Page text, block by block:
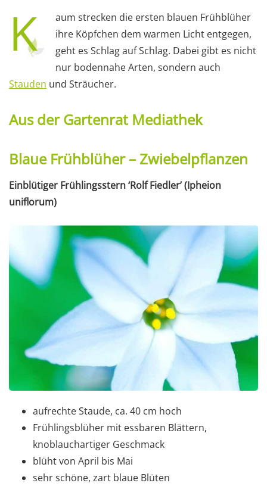
K
aum strecken die ersten blauen Frühblüher
ihre Köpfchen dem warmen Licht entgegen,
geht es Schlag auf Schlag. Dabei gibt es nicht
nur bodennahe Arten, sondern auch
Stauden und Sträucher.
Aus der Gartenrat Mediathek
Blaue Frühblüher – Zwiebelpflanzen
Einblütiger Frühlingsstern ‘Rolf Fiedler’ (Ipheion
uniflorum)
aufrechte Staude, ca. 40 cm hoch
Frühlingsblüher mit essbaren Blättern,
knoblauchartiger Geschmack
blüht von April bis Mai
sehr schöne, zart blaue Blüten